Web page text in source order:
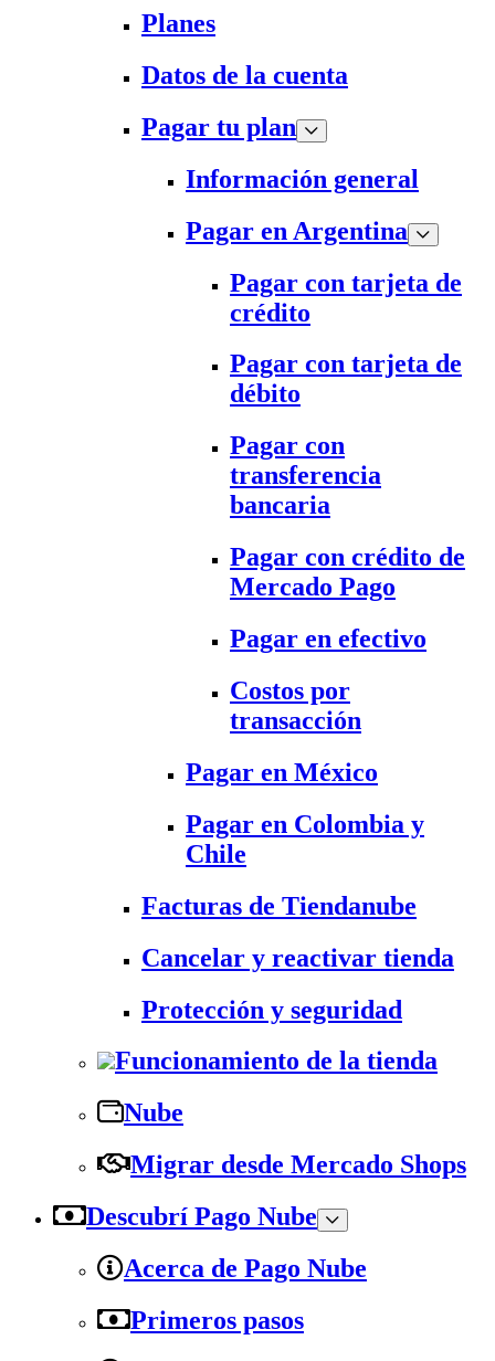
Planes
Datos de la cuenta
Pagar tu plan
Información general
Pagar en Argentina
Pagar con tarjeta de
crédito
Pagar con tarjeta de
débito
Pagar con
transferencia
bancaria
Pagar con crédito de
Mercado Pago
Pagar en efectivo
Costos por
transacción
Pagar en México
Pagar en Colombia y
Chile
Facturas de Tiendanube
Cancelar y reactivar tienda
Protección y seguridad
Funcionamiento de la tienda
Nube
Migrar desde Mercado Shops
Descubrí Pago Nube
Acerca de Pago Nube
Primeros pasos